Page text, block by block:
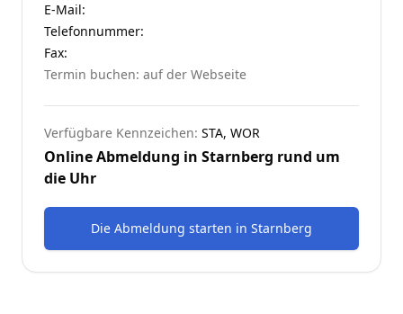
E-Mail:
Telefonnummer:
Fax:
Termin buchen: auf der Webseite
Verfügbare Kennzeichen: STA, WOR
Online Abmeldung in Starnberg rund um
die Uhr
Die Abmeldung starten in Starnberg